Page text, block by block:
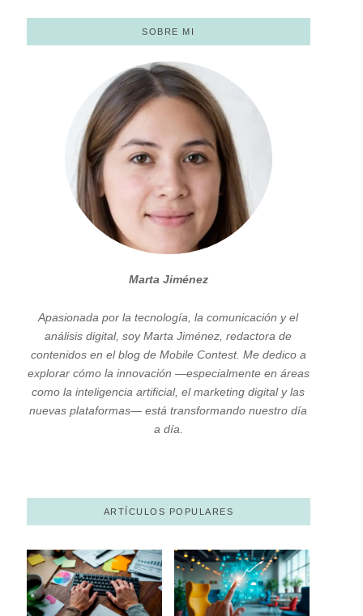
SOBRE MI
Marta Jiménez
Apasionada por la tecnología, la comunicación y el
análisis digital, soy Marta Jiménez, redactora de
contenidos en el blog de Mobile Contest. Me dedico a
explorar cómo la innovación —especialmente en áreas
como la inteligencia artificial, el marketing digital y las
nuevas plataformas— está transformando nuestro día
a día.
ARTÍCULOS POPULARES